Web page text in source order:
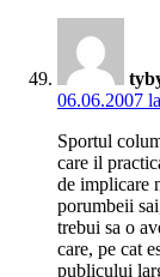
06.06.2007
Sportul
care il
de implicare
porumbeii
trebui sa o
care, pe cat
publicului